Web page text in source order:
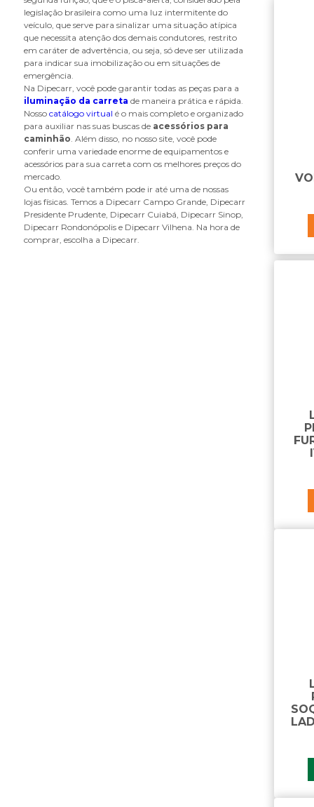
lente da lanterna
lente do farol
M
modulo da lanterna traseira de
carreta
moldura do farol
P
pendente de luz
R
refletivo para caixa de lanterna
S
saia da carenagem da carreta
legislação brasileira como uma luz intermitente do
veículo, que serve para sinalizar uma situação atípica
que necessita atenção dos demais condutores, restrito
em caráter de advertência, ou seja, só deve ser utilizada
para indicar sua imobilização ou em situações de
emergência.
Na Dipecarr, você pode garantir todas as peças para a
iluminação da carreta de maneira prática e rápida.
Nosso catálogo virtual é o mais completo e organizado
para auxiliar nas suas buscas deacessórios para
caminhão. Além disso, no nosso site, você pode
conferir uma variedade enorme de equipamentos e
acessórios para sua carreta com os melhores preços do
mercado.
Ou então, você também pode ir até uma de nossas
lojas físicas. Temos a Dipecarr Campo Grande, Dipecarr
Presidente Prudente, Dipecarr Cuiabá, Dipecarr Sinop,
Dipecarr Rondonópolis e Dipecarr Vilhena. Na hora de
comprar, escolha a Dipecarr.